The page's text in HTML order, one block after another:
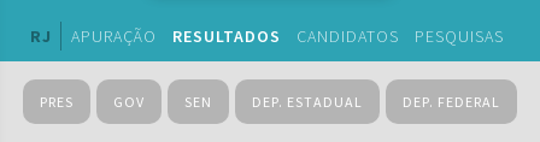
RJ APURAÇÃO RESULTADOS CANDIDATOS PESQUISAS
PRES GOV SEN DEP. ESTADUAL DEP. FEDERAL